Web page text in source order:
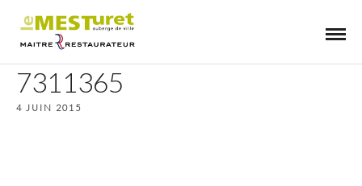
7311365
4 JUIN 2015